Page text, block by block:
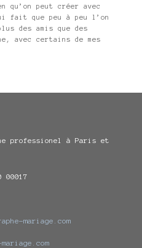
qu’on peut créer avec
fait que peu à peu l’on
des amis que des
avec certains de mes
professionel à Paris et
00017
mariage.com